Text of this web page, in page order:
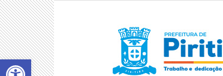
Abrir a barra de ferramentas